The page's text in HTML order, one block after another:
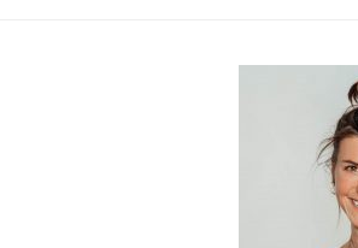
ICONS
SIDEBAR